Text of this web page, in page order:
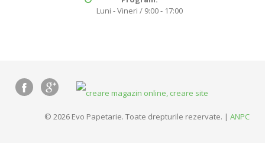
Luni - Vineri / 9:00 - 17:00
© 2026 Evo Papetarie. Toate drepturile rezervate. | ANPC